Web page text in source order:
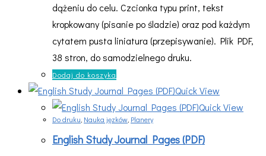
dążeniu do celu. Czcionka typu print, tekst
kropkowany (pisanie po śladzie) oraz pod każdym
cytatem pusta liniatura (przepisywanie). Plik PDF,
38 stron, do samodzielnego druku.
Dodaj do koszyka
Quick View
Quick View
Do druku Nauka jęzków Planery
English Study Journal Pages (PDF)